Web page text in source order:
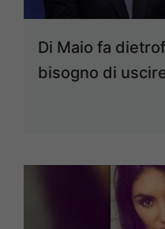
Di Maio fa
bisogno di uscire